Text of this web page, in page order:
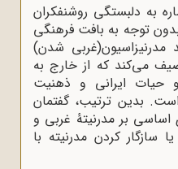
به دلبستگی روشنفکران
توجه به بافت فرهنگی
مدرنیزاسیون(غربی شدن)
می‌کند که از خارج به
حیات ایرانی و ذهنیت
بدین ترتیب، گفتمان
بر مدرنیتۀ غربی و
کردن مدرنیته با